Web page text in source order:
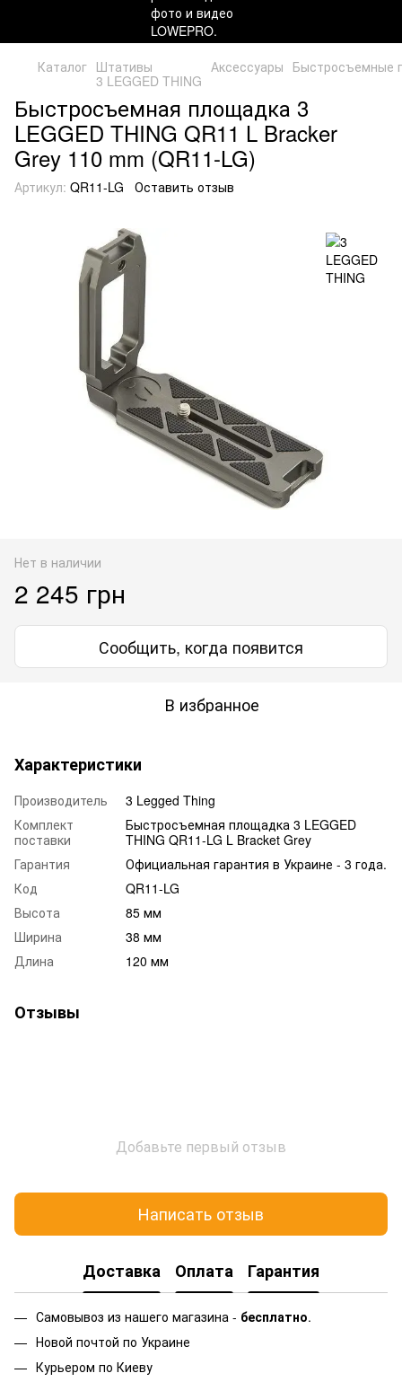
Каталог Штативы
3 LEGGED THING
Аксессуары Быстросъемные
Быстросъемная площадка 3
LEGGED THING QR11 L Bracker
Grey 110 mm (QR11-LG)
Артикул: QR11-LG Оставить отзыв
Нет в наличии
2 245 грн
Сообщить, когда появится
В избранное
Характеристики
Производитель
3 Legged Thing
Комплект
поставки
Быстросъемная площадка 3 LEGGED
THING QR11-LG L Bracket Grey
Гарантия
Официальная гарантия в Украине - 3 года.
Код
QR11-LG
Высота
85 мм
Ширина
38 мм
Длина
120 мм
Отзывы
Добавьте первый отзыв
Написать отзыв
Доставка Оплата Гарантия
Самовывоз из нашего магазина - бесплатно.
Новой почтой по Украине
Курьером по Киеву